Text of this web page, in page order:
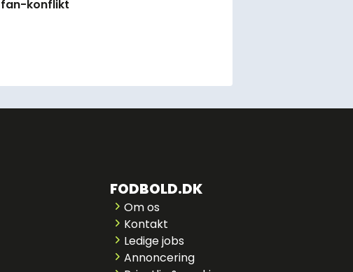
fan-konflikt
FODBOLD.DK
Om os
Kontakt
Ledige jobs
Annoncering